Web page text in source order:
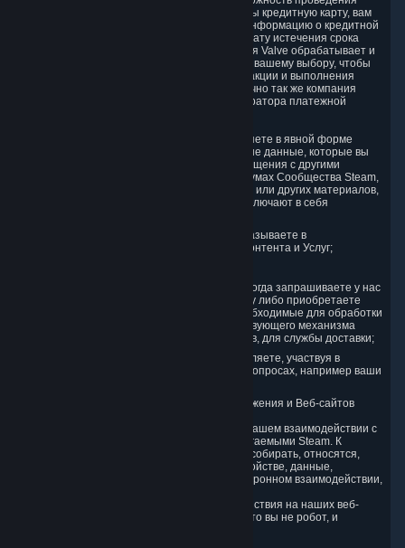
транзакции. Если вы используете для оплаты кредитную карту, вам
необходимо предоставить компании Valve информацию о кредитной
карте (имя, адрес, номер кредитной карты, дату истечения срока
действия и защитный код), которую компания Valve обрабатывает и
передает оператору платежной системы по вашему выбору, чтобы
обеспечить возможность проведения транзакции и выполнения
проверок для борьбы с мошенничеством. Точно так же компания
Valve будет получать данные от вашего оператора платежной
3.3. Другие данные, которые вы предоставляете в явной форме
Мы собираем и обрабатываем Персональные данные, которые вы
отправляете нам в явной форме в рамках общения с другими
пользователями в Steam, например, на форумах Сообщества Steam,
в чатах, а также при предоставлении отзыва или других материалов,
создаваемых пользователем. Эти данные включают в себя
сведения, которые вы публикуете или указываете в
комментариях для какого-либо нашего Контента и Услуг;
сведения, которые вы предоставляете, когда запрашиваете у нас
информацию или техническую поддержку либо приобретаете
Контент и Услуги, включая сведения, необходимые для обработки
ваших заказов с применением соответствующего механизма
оплаты или, в случае физических товаров, для службы доставки;
информация, которую вы нам предоставляете, участвуя в
конкурсах, соревнованиях, турнирах или опросах, например ваши
3.4. Использование вами Клиентского приложения и Веб-сайтов
Мы собираем различную информацию при вашем взаимодействии с
веб-сайтами, Контентом и Услугами, предлагаемыми Steam. К
Персональным данным, которые мы можем собирать, относятся,
помимо прочих, сведения о браузере и устройстве, данные,
собираемые при автоматизированном электронном взаимодействии,
Кроме того, мы будем отслеживать ваши действия на наших веб-
сайтах и в приложениях, чтобы убедиться, что вы не робот, и